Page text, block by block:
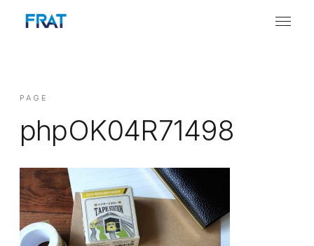
PAGE
phpOK04R71498